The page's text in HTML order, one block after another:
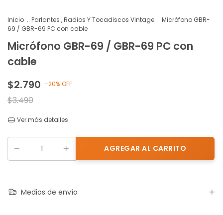
Inicio . Parlantes , Radios Y Tocadiscos Vintage . Micrófono GBR-
69 / GBR-69 PC con cable
Micrófono GBR-69 / GBR-69 PC con
cable
$2.790 -20%OFF
$3.490
Ver más detalles
Medios de envío